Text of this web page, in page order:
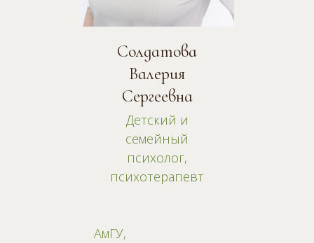
Солдатова
Валерия
Сергеевна
Детский и
семейный
психолог,
психотерапевт
АмГУ,